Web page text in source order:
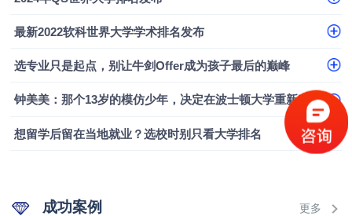
最新2022软科世界大学学术排名发布
选专业只是起点，别让牛剑Offer成为孩子最后的巅峰
钟美美：那个13岁的模仿少年，决定在波士顿大学重新定义自己
想留学后留在当地就业？选校时别只看大学排名
成功案例 更多